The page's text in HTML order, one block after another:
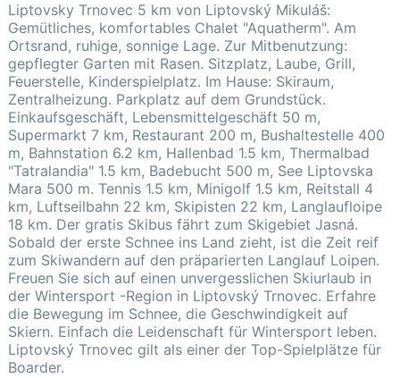
Liptovsky Trnovec 5 km von Liptovský Mikuláš:
Gemütliches, komfortables Chalet "Aquatherm". Am
Ortsrand, ruhige, sonnige Lage. Zur Mitbenutzung:
gepflegter Garten mit Rasen. Sitzplatz, Laube, Grill,
Feuerstelle, Kinderspielplatz. Im Hause: Skiraum,
Zentralheizung. Parkplatz auf dem Grundstück.
Einkaufsgeschäft, Lebensmittelgeschäft 50 m,
Supermarkt 7 km, Restaurant 200 m, Bushaltestelle 400
m, Bahnstation 6.2 km, Hallenbad 1.5 km, Thermalbad
"Tatralandia" 1.5 km, Badebucht 500 m, See Liptovska
Mara 500 m. Tennis 1.5 km, Minigolf 1.5 km, Reitstall 4
km, Luftseilbahn 22 km, Skipisten 22 km, Langlaufloipe
18 km. Der gratis Skibus fährt zum Skigebiet Jasná.
Sobald der erste Schnee ins Land zieht, ist die Zeit reif
zum Skiwandern auf den präparierten Langlauf Loipen.
Freuen Sie sich auf einen unvergesslichen Skiurlaub in
der Wintersport -Region in Liptovský Trnovec. Erfahre
die Bewegung im Schnee, die Geschwindigkeit auf
Skiern. Einfach die Leidenschaft für Wintersport leben.
Liptovský Trnovec gilt als einer der Top-Spielplätze für
Boarder.